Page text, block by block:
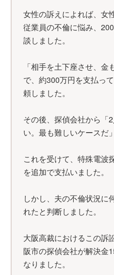
女性の訴えによれば、女
従業員の不倫に悩み、
談しました。
「相手を土下座させ、
で、約300万円を支払っ
頼しました。
その後、探偵会社から「
い。最も難しいケースだ
これを受けて、特殊電波
を追加で支払いました。
しかし、夫の不倫状況に
れたと判断しました。
大阪高裁におけるこの訴
阪市の探偵会社が解決金
なりました。